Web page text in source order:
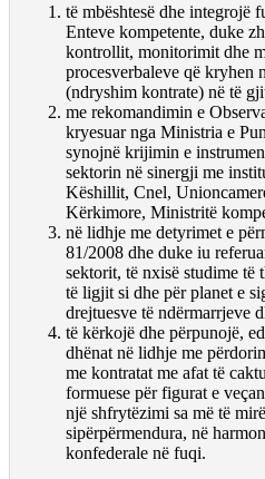
të mbështesë dhe integrojë
Enteve kompetente, duke
kontrollit, monitorimit dhe
procesverbaleve që kryhen
(ndryshim kontrate) në të
me rekomandimin e
kryesuar nga Ministria e
synojnë krijimin e
sektorin në sinergji me
Këshillit, Cnel,
Kërkimore, Ministritë
në lidhje me detyrimet e
81/2008 dhe duke iu
sektorit, të nxisë studime të
të ligjit si dhe për planet e
drejtuesve të ndërmarrjeve
të kërkojë dhe përpunojë,
dhënat në lidhje me
me kontratat me afat të
formuese për figurat e
një shfrytëzimi sa më të
sipërpërmendura, në
konfederale në fuqi.